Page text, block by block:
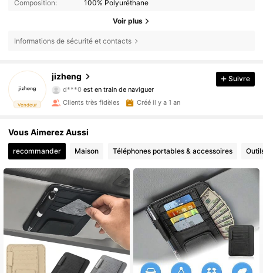
Composition:
100% Polyuréthane
Voir plus
Informations de sécurité et contacts
Vendeur
jizheng
1K Suiveurs
d***0
est en train de naviguer
4,91
1K Suiveurs
Suivre
Clients très fidèles Créé il y a 1 an
Vous Aimerez Aussi
recommander Maison Téléphones portables & accessoires